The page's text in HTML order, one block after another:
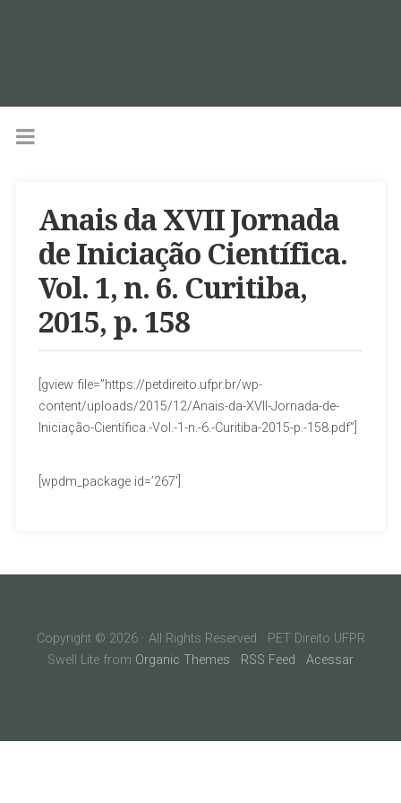
Anais da XVII Jornada
de Iniciação Científica.
Vol. 1, n. 6. Curitiba,
2015, p. 158
[gview file=”https://petdireito.ufpr.br/wp-
content/uploads/2015/12/Anais-da-XVII-Jornada-de-
Iniciação-Científica.-Vol.-1-n.-6.-Curitiba-2015-p.-158.pdf”]
[wpdm_package id=’267′]
Copyright © 2026 · All Rights Reserved · PET Direito UFPR
Swell Lite from Organic Themes · RSS Feed · Acessar